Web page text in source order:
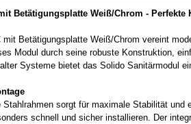
Betätigungsplatte Weiß/Chrom -
Betätigungsplatte Weiß/Chrom vereint
Modul durch seine robuste Konstruktion,
Systeme bietet das Solido Sanitärmodul
sorgt für maximale Stabilität
schnell und sicher installieren. Der